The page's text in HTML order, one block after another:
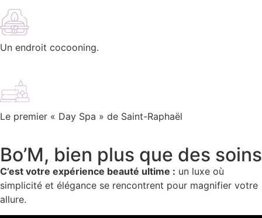
Un endroit cocooning.
Le premier « Day Spa » de Saint-Raphaël
Bo’M, bien plus que des soins
C’est votre expérience beauté ultime : un luxe où
simplicité et élégance se rencontrent pour magnifier votre
allure.